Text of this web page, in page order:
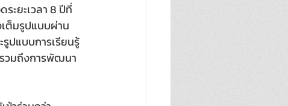
ะยะเวลา 8 ปีที่
ต็มรูปแบบผ่าน
ปแบบการเรียนรู้
วมถึงการพัฒนา